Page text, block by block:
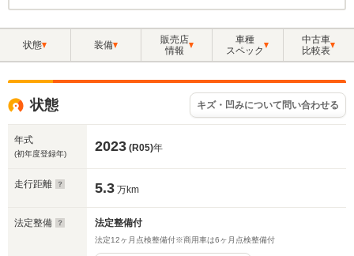
状態 装備
販売店
情報
車種
スペック
中古車
比較表
状態 キズ・凹みについて問い合わせる
年式
(初年度登録年) 2023 (R05)年
走行距離 5.3 万km
法定整備 法定整備付
法定12ヶ月点検整備付※商用車は6ヶ月点検整備付